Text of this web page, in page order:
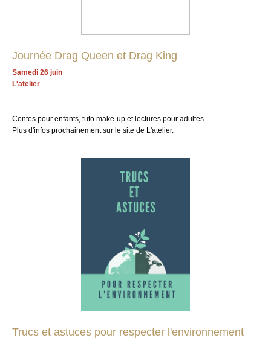
Journée Drag Queen et Drag King
Samedi 26 juin
L'atelier
Contes pour enfants, tuto make-up et lectures pour adultes.
Plus d'infos prochainement sur le site de L'atelier.
Trucs et astuces pour respecter l'environnement